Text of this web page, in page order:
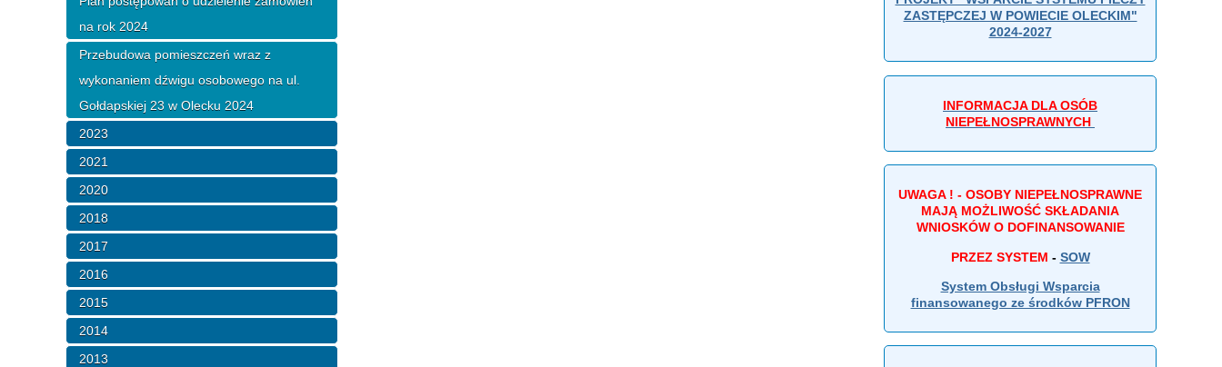
na rok 2024
Przebudowa pomieszczeń wraz z
wykonaniem dźwigu osobowego na ul.
Gołdapskiej 23 w Olecku 2024
2023
2021
2020
2018
2017
2016
2015
2014
2013
ZASTĘPCZEJ W POWIECIE OLECKIM"
2024-2027
INFORMACJA DLA OSÓB
NIEPEŁNOSPRAWNYCH
UWAGA ! - OSOBY NIEPEŁNOSPRAWNE
MAJĄ MOŻLIWOŚĆ SKŁADANIA
WNIOSKÓW O DOFINANSOWANIE
PRZEZ SYSTEM - SOW
System Obsługi Wsparcia
finansowanego ze środków PFRON